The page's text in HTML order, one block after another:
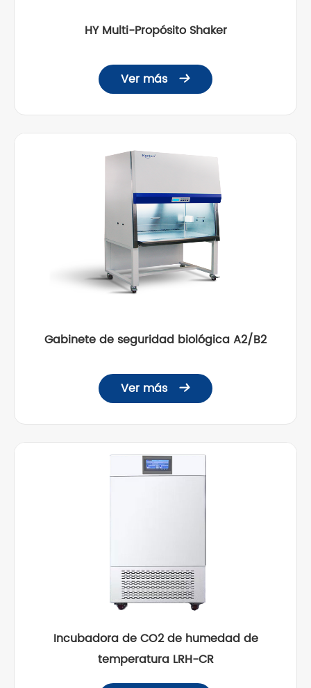
HY Multi-Propósito Shaker
Ver más 
Gabinete de seguridad biológica A2/B2
Ver más 
Incubadora de CO2 de humedad de
temperatura LRH-CR